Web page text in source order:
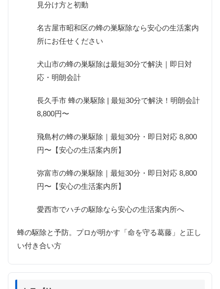
見分け方と初動
名古屋市昭和区の蜂の巣駆除なら安心の生活案内
所にお任せください
犬山市の蜂の巣駆除は最短30分で解決｜即日対
応・明朗会計
長久手市 蜂の巣駆除 | 最短30分で解決！明朗会計
8,800円〜
飛島村の蜂の巣駆除｜最短30分・即日対応 8,800
円〜【安心の生活案内所】
弥富市の蜂の巣駆除｜最短30分・即日対応 8,800
円〜【安心の生活案内所】
愛西市でハチの駆除なら安心の生活案内所へ
蜂の駆除と予防。プロが明かす「命を守る葛藤」と正し
い付き合い方